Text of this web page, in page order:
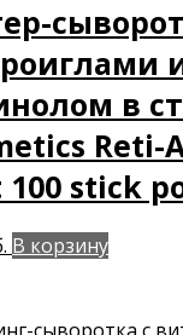
в
Reti-
100 stick
В корзину